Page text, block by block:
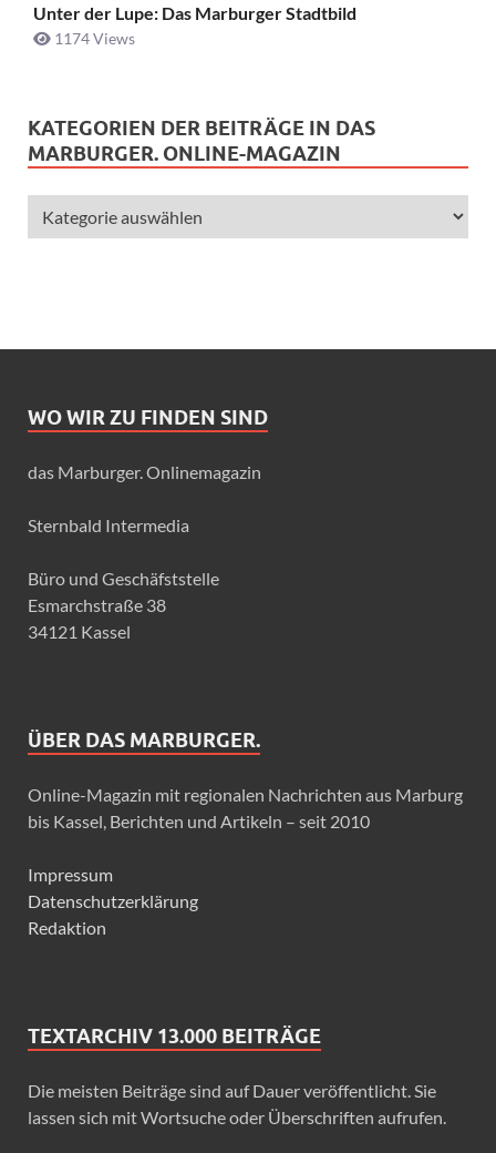
Unter der Lupe: Das Marburger Stadtbild
1174 Views
KATEGORIEN DER BEITRÄGE IN DAS
MARBURGER. ONLINE-MAGAZIN
WO WIR ZU FINDEN SIND
das Marburger. Onlinemagazin
Sternbald Intermedia
Büro und Geschäfststelle
Esmarchstraße 38
34121 Kassel
ÜBER DAS MARBURGER.
Online-Magazin mit regionalen Nachrichten aus Marburg
bis Kassel, Berichten und Artikeln – seit 2010
Impressum
Datenschutzerklärung
Redaktion
TEXTARCHIV 13.000 BEITRÄGE
Die meisten Beiträge sind auf Dauer veröffentlicht. Sie
lassen sich mit Wortsuche oder Überschriften aufrufen.